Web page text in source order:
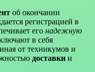
об окончании
регистрацией в
его надежную
в себя
от техникумов и
доставки и